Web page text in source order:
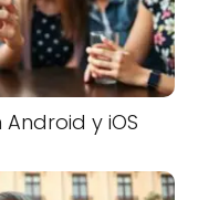
y iOS